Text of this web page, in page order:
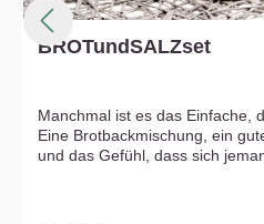
BROTundSALZset
Manchmal ist es das Einfache,
Eine Brotbackmischung, ein
und das Gefühl, dass sich